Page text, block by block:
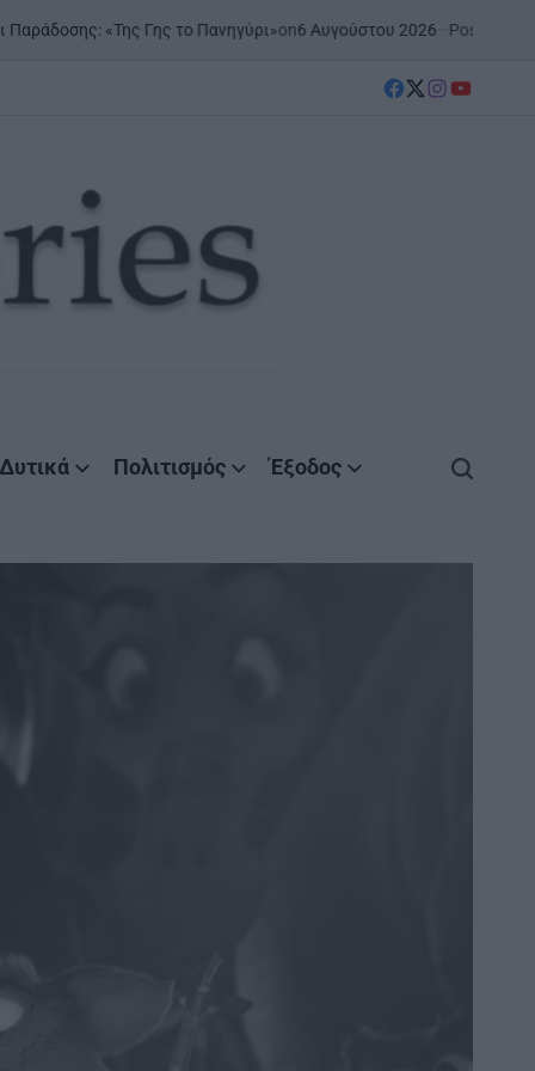
Γης το Πανηγύρι»on6 Αυγούστου 2026 Posted byAgrinioStories
facebook
Twitter
instagram
YouTube
Δυτικά Πολιτισμός Έξοδος